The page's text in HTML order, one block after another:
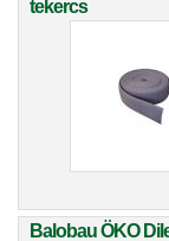
tekercs
Balobau ÖKO